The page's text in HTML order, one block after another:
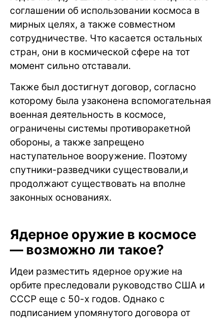
соглашении об использовании космоса в
мирных целях, а также совместном
сотрудничестве. Что касается остальных
стран, они в космической сфере на тот
момент сильно отставали.
Также был достигнут договор, согласно
которому была узаконена вспомогательная
военная деятельность в космосе,
ограничены системы противоракетной
обороны, а также запрещено
наступательное вооружение. Поэтому
спутники-разведчики существовали,и
продолжают существовать на вполне
законных основаниях.
Ядерное оружие в космосе
— возможно ли такое?
Идеи разместить ядерное оружие на
орбите преследовали руководство США и
СССР еще с 50-х годов. Однако с
подписанием упомянутого договора от